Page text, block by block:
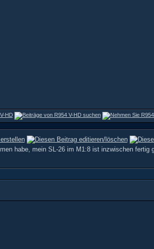
habe, mein SL-26 im M1:8 ist inzwischen